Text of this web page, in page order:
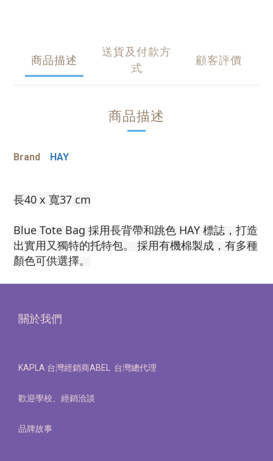
商品描述
送貨及付款方
式
顧客評價
商品描述
Brand HAY
長40 x 寬37 cm
Blue Tote Bag 採用長背帶和跳色 HAY 標誌，打造
出實用又獨特的托特包。 採用有機棉製成，有多種
顏色可供選擇。
關於我們
KAPLA 台灣經銷商ABEL 台灣總代理
歡迎學校、經銷洽談
品牌故事